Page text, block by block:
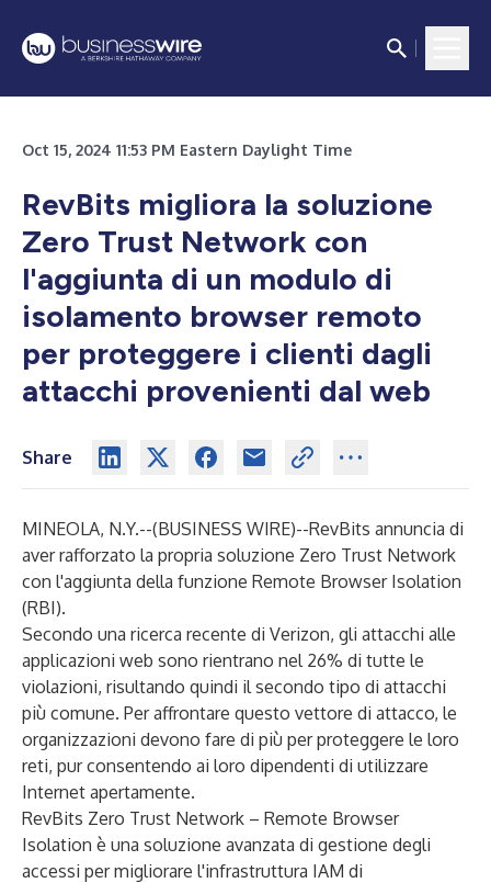
Oct 15, 2024 11:53 PM Eastern Daylight Time
RevBits migliora la soluzione
Zero Trust Network con
l'aggiunta di un modulo di
isolamento browser remoto
per proteggere i clienti dagli
attacchi provenienti dal web
Share
MINEOLA, N.Y.--(BUSINESS WIRE)--RevBits annuncia di
aver rafforzato la propria soluzione Zero Trust Network
con l'aggiunta della funzione Remote Browser Isolation
(RBI).
Secondo una ricerca recente di Verizon, gli attacchi alle
applicazioni web sono rientrano nel 26% di tutte le
violazioni, risultando quindi il secondo tipo di attacchi
più comune. Per affrontare questo vettore di attacco, le
organizzazioni devono fare di più per proteggere le loro
reti, pur consentendo ai loro dipendenti di utilizzare
Internet apertamente.
RevBits Zero Trust Network – Remote Browser
Isolation è una soluzione avanzata di gestione degli
accessi per migliorare l'infrastruttura IAM di